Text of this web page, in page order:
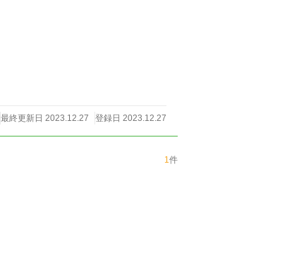
最終更新日 2023.12.27 登録日 2023.12.27
1件